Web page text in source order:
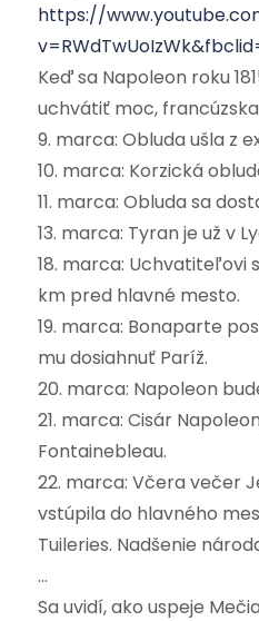
https://
Keď sa Napoleon roku
uchvátiť moc,
9. marca: Obluda ušla z
10. marca: Korzická
11. marca: Obluda sa
13. marca: Tyran je už v
18. marca: Uchvatiteľovi
km pred hlavné mesto.
19. marca: Bonaparte
mu dosiahnuť Paríž.
20. marca: Napoleon
21. marca: Cisár
Fontainebleau.
22. marca: Včera večer
vstúpila do hlavného
Tuileries. Nadšenie
…
Sa uvidí, ako uspeje